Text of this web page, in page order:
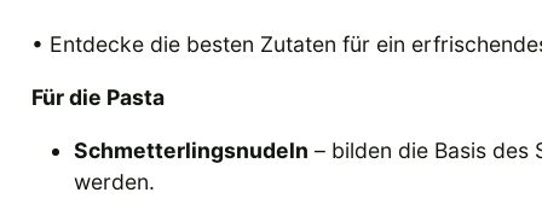
• Entdecke die besten Zutaten für ein
Für die Pasta
Schmetterlingsnudeln – bilden die Basis des
werden.